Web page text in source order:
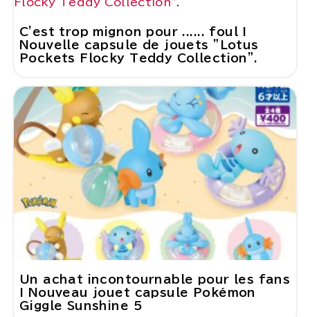
C'est trop mignon pour ...... foul !
Nouvelle capsule de jouets "Lotus
Pockets Flocky Teddy Collection".
Un achat incontournable pour les fans
! Nouveau jouet capsule Pokémon
Giggle Sunshine 5